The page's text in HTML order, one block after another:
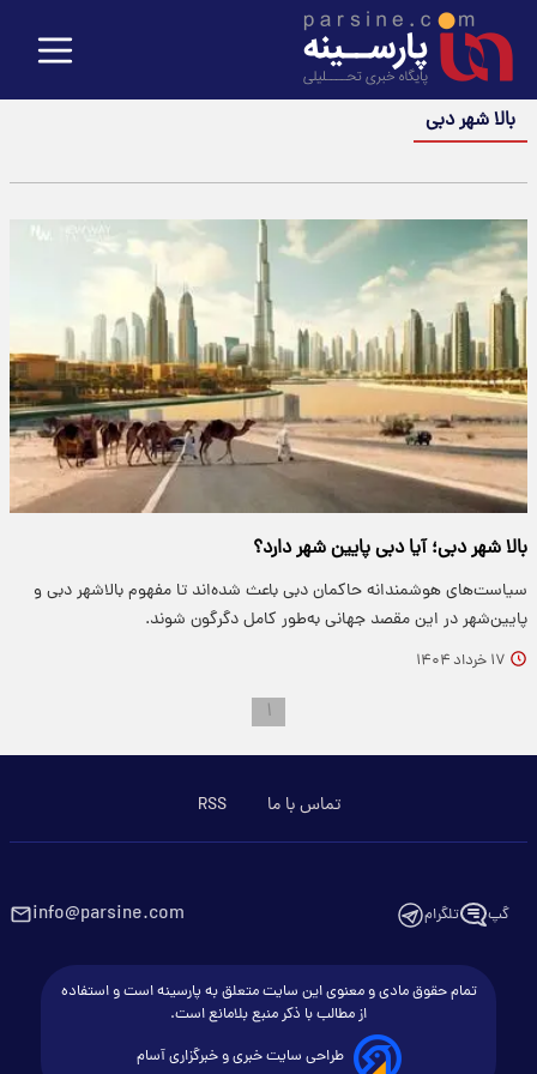
بالا شهر دبی
بالا شهر دبی؛ آیا دبی پایین شهر دارد؟
سیاست‌های هوشمندانه حاکمان دبی باعث شده‌اند تا مفهوم بالاشهر دبی و
پایین‌شهر در این مقصد جهانی به‌طور کامل دگرگون شوند.
۱۷ خرداد ۱۴۰۴
۱
تماس با ما RSS
گپ تلگرام info@parsine.com
تمام حقوق مادی و معنوی این سایت متعلق به پارسینه است و استفاده
از مطالب با ذکر منبع بلامانع است.
طراحی سایت خبری و خبرگزاری آسام